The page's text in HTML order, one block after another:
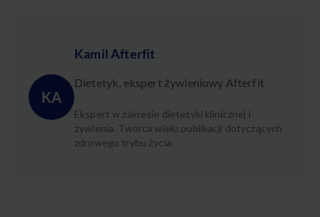
KA
Kamil Afterfit
Dietetyk, ekspert żywieniowy Afterfit
Ekspert w zakresie dietetyki klinicznej i
żywienia. Twórca wielu publikacji dotyczących
zdrowego trybu życia.